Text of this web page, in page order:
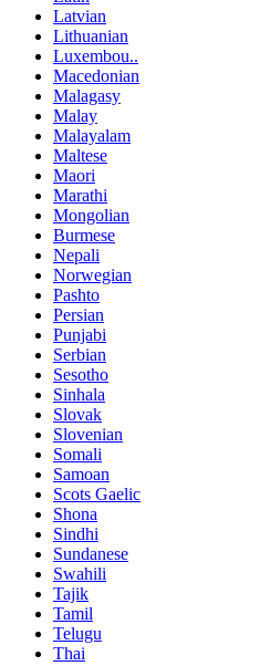
Latvian
Lithuanian
Luxembou..
Macedonian
Malagasy
Malay
Malayalam
Maltese
Maori
Marathi
Mongolian
Burmese
Nepali
Norwegian
Pashto
Persian
Punjabi
Serbian
Sesotho
Sinhala
Slovak
Slovenian
Somali
Samoan
Scots Gaelic
Shona
Sindhi
Sundanese
Swahili
Tajik
Tamil
Telugu
Thai